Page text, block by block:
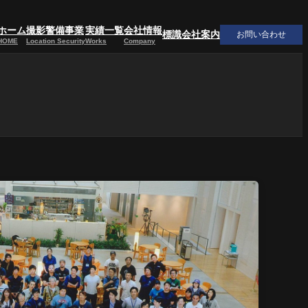
ーム撮影警備事業
Location Security
実績一覧
Works
会社情報
Company
標識会社案内 お問い合わせ